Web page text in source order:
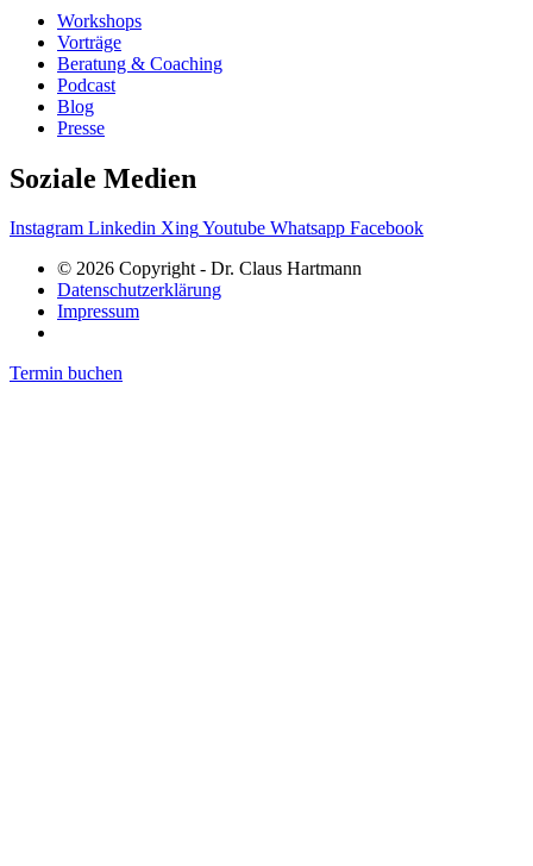
Workshops
Vorträge
Beratung & Coaching
Podcast
Blog
Presse
Soziale Medien
Instagram Linkedin XingYoutube Whatsapp Facebook
© 2026 Copyright - Dr. Claus Hartmann
Datenschutzerklärung
Impressum
Termin buchen